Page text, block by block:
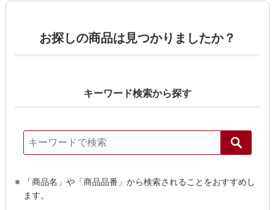
お探しの商品は見つかりましたか？
キーワード検索から探す
「商品名」や「商品品番」から検索されることをおすすめし
ます。